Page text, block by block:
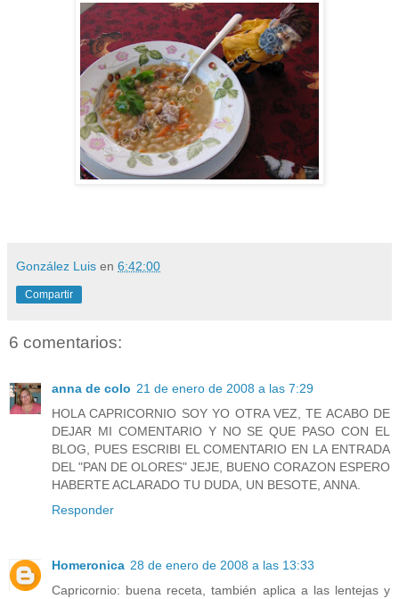
González Luis en 6:42:00
Compartir
6 comentarios:
anna de colo 21 de enero de 2008 a las 7:29
HOLA CAPRICORNIO SOY YO OTRA VEZ, TE ACABO DE
DEJAR MI COMENTARIO Y NO SE QUE PASO CON EL
BLOG, PUES ESCRIBI EL COMENTARIO EN LA ENTRADA
DEL "PAN DE OLORES" JEJE, BUENO CORAZON ESPERO
HABERTE ACLARADO TU DUDA, UN BESOTE, ANNA.
Responder
Homeronica 28 de enero de 2008 a las 13:33
Capricornio: buena receta, también aplica a las lentejas y